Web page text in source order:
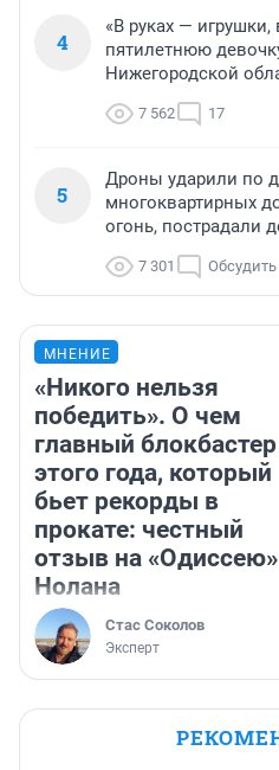
4
«В руках — игрушки,
пятилетнюю
Нижегородской
7 562 17
5
Дроны ударили по
многоквартирных
огонь, пострадали
7 301 Обсудить
МНЕНИЕ
«Никого нельзя
победить». О чем
главный блокбастер
этого года, который
бьет рекорды в
прокате: честный
отзыв на «Одиссею»
Нолана
Стас Соколов
Эксперт